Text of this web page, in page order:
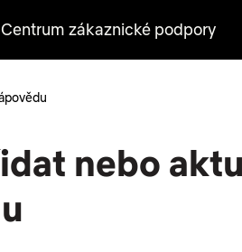
Centrum zákaznické podpory
nebo